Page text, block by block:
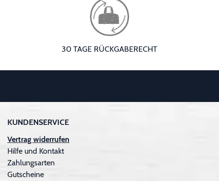
30 TAGE RÜCKGABERECHT
KUNDENSERVICE
Vertrag widerrufen
Hilfe und Kontakt
Zahlungsarten
Gutscheine